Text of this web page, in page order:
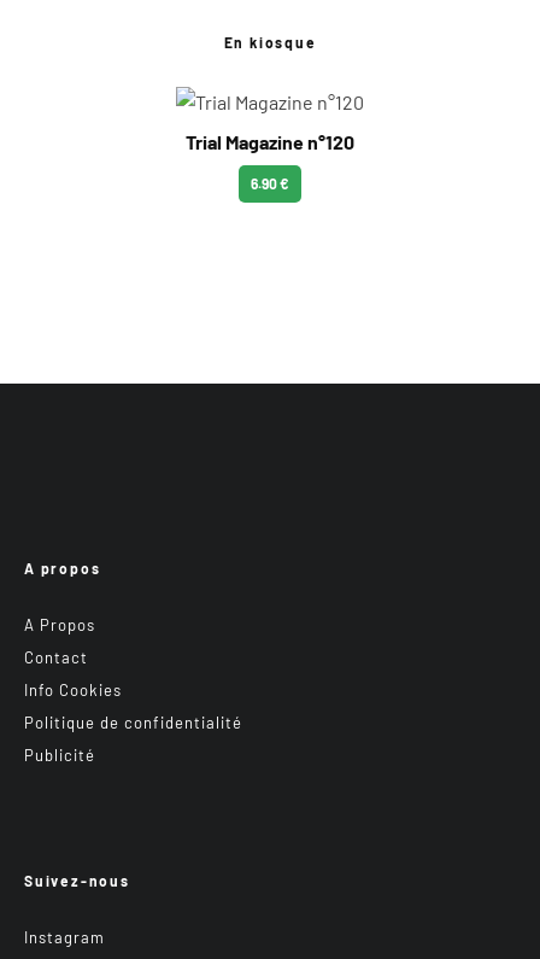
En kiosque
Trial Magazine n°120
6.90 €
A propos
A Propos
Contact
Info Cookies
Politique de confidentialité
Publicité
Suivez-nous
Instagram